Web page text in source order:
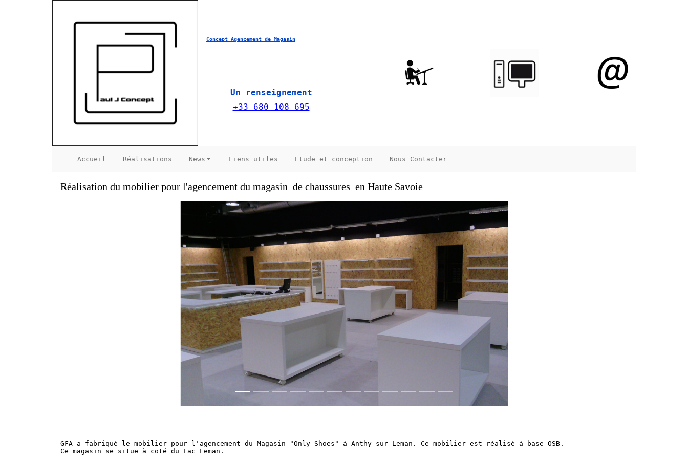
Concept Agencement de Magasin
Un renseignement
+33 680 108 695
Accueil Réalisations News Liens utiles Etude et conception Nous Contacter
Réalisation du mobilier pour l'agencement du magasin de chaussures en Haute Savoie
GFA a fabriqué le mobilier pour l'agencement du Magasin "Only Shoes" à Anthy sur Leman. Ce mobilier est réalisé à base OSB.
Ce magasin se situe à coté du Lac Leman.